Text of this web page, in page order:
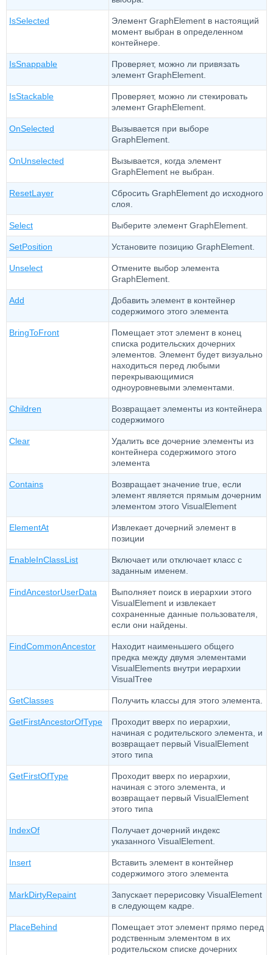
IsSelected
Элемент GraphElement в настоящий
момент выбран в определенном
контейнере.
IsSnappable
Проверяет, можно ли привязать
элемент GraphElement.
IsStackable
Проверяет, можно ли стекировать
элемент GraphElement.
OnSelected
Вызывается при выборе
GraphElement.
OnUnselected
Вызывается, когда элемент
GraphElement не выбран.
ResetLayer
Сбросить GraphElement до исходного
слоя.
Select Выберите элемент GraphElement.
SetPosition Установите позицию GraphElement.
Unselect
Отмените выбор элемента
GraphElement.
Add
Добавить элемент в контейнер
содержимого этого элемента
BringToFront
Помещает этот элемент в конец
списка родительских дочерних
элементов. Элемент будет визуально
находиться перед любыми
перекрывающимися
одноуровневыми элементами.
Children
Возвращает элементы из контейнера
содержимого
Clear
Удалить все дочерние элементы из
контейнера содержимого этого
элемента
Contains
Возвращает значение true, если
элемент является прямым дочерним
элементом этого VisualElement
ElementAt
Извлекает дочерний элемент в
позиции
EnableInClassList
Включает или отключает класс с
заданным именем.
FindAncestorUserData
Выполняет поиск в иерархии этого
VisualElement и извлекает
сохраненные данные пользователя,
если они найдены.
FindCommonAncestor
Находит наименьшего общего
предка между двумя элементами
VisualElements внутри иерархии
VisualTree
GetClasses Получить классы для этого элемента.
GetFirstAncestorOfType
Проходит вверх по иерархии,
начиная с родительского элемента, и
возвращает первый VisualElement
этого типа
GetFirstOfType
Проходит вверх по иерархии,
начиная с этого элемента, и
возвращает первый VisualElement
этого типа
IndexOf
Получает дочерний индекс
указанного VisualElement.
Insert
Вставить элемент в контейнер
содержимого этого элемента
MarkDirtyRepaint
Запускает перерисовку VisualElement
в следующем кадре.
PlaceBehind
Помещает этот элемент прямо перед
родственным элементом в их
родительском списке дочерних